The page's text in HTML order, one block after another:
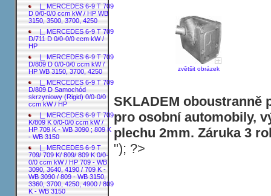
|_ MERCEDES 6-9 T 709
D 0/0-0/0 ccm kW / HP WB
3150, 3500, 3700, 4250
|_ MERCEDES 6-9 T 709
D/711 D 0/0-0/0 ccm kW /
HP
|_ MERCEDES 6-9 T 709
D/809 D 0/0-0/0 ccm kW /
HP WB 3150, 3700, 4250
|_ MERCEDES 6-9 T 709
D/809 D Samochód
skrzyniowy (Rigid) 0/0-0/0
ccm kW / HP
|_ MERCEDES 6-9 T 709
K/809 K 0/0-0/0 ccm kW /
HP 709 K - WB 3090 ; 809 K
- WB 3150
|_ MERCEDES 6-9 T
709/ 709 K/ 809/ 809 K 0/0-
0/0 ccm kW / HP 709 - WB
3090, 3640, 4190 / 709 K -
WB 3090 / 809 - WB 3150,
3360, 3700, 4250, 4900 / 809
K - WB 3150
zvětšit obrázek
SKLADEM oboustranně
pro osobní automobily,
plechu 2mm. Záruka 3
"); ?>